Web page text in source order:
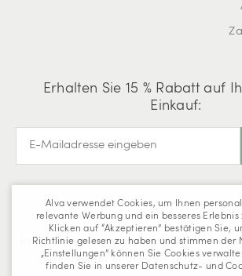
Erhalten Sie 15 % Rabatt auf
Einkauf:
Informationen dazu, wie Alva mit
findest du in unserer
Alva verwendet Cookies, um Ihnen
relevante Werbung und ein besseres
Klicken auf “Akzeptieren” bestätigen Sie,
Richtlinie gelesen zu haben und stimmen der
„Einstellungen” können Sie Cookies
finden Sie in unserer Datenschutz- und